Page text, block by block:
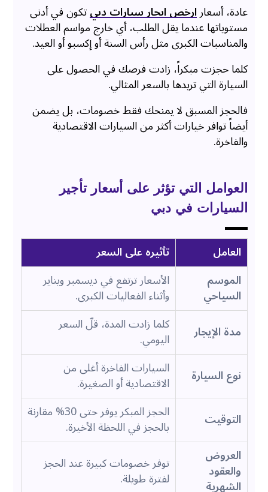
عادة، أسعارارخص ايجار سيارات دبيتكون في أدنى
مستوياتها عندما يقل الطلب، أي خارج مواسم العطلات
والمناسبات الكبرى مثل رأس السنة أو إكسبو أو العيد.
كلما حجزت مبكراً، زادت فرصك في الحصول على
السيارة التي تريدها بالسعر المثالي.
فالحجز المسبق لا يمنحك فقط خصومات، بل يضمن
أيضاً توافر خيارات أكثر من السيارات الاقتصادية
والفاخرة.
العوامل التي تؤثر على أسعار تأجير
السيارات في دبي
العامل
تأثيره على السعر
الموسم
السياحي
الأسعار ترتفع في ديسمبر ويناير
وأثناء الفعاليات الكبرى.
مدة الإيجار
كلما زادت المدة، قلّ السعر
اليومي.
نوع السيارة
السيارات الفاخرة أغلى من
الاقتصادية أو الصغيرة.
التوقيت
الحجز المبكر يوفر حتى 30% مقارنة
بالحجز في اللحظة الأخيرة.
العروض
والعقود
الشهرية
توفر خصومات كبيرة عند الحجز
لفترة طويلة.